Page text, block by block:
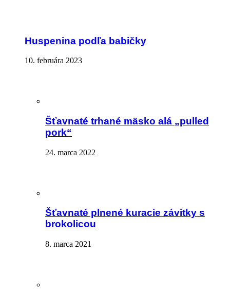
Huspenina podľa babičky
10. februára 2023
Šťavnaté trhané mäsko alá „pulled
pork“
24. marca 2022
Šťavnaté plnené kuracie závitky s
brokolicou
8. marca 2021